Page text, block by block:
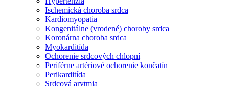
Ischemická choroba srdca
Kardiomyopatia
Kongenitálne (vrodené) choroby srdca
Koronárna choroba srdca
Myokarditída
Ochorenie srdcových chlopní
Periférne artériové ochorenie končatín
Perikarditída
Srdcová arytmia